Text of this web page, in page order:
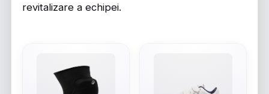
revitalizare a echipei.